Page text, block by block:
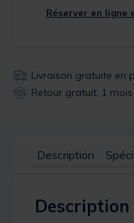
Réserver en ligne
Livraison gratuite en
Retour gratuit, 1
Description